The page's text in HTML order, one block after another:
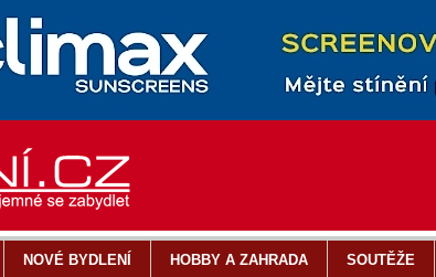
NOVÉ BYDLENÍ HOBBY A ZAHRADA SOUTĚŽE